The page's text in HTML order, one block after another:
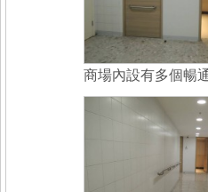
商場內設有多個暢